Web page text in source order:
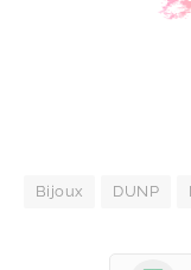
Bijoux DUNP